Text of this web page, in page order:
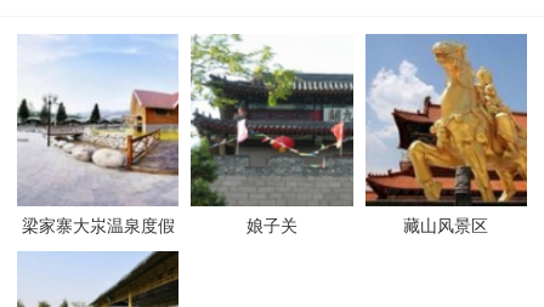
梁家寨大汖温泉度假
村
娘子关 藏山风景区